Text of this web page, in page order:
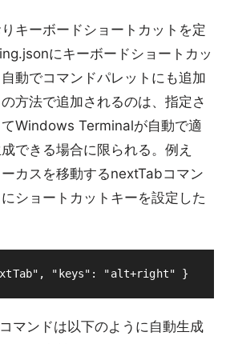
キーボードショートカットを定
にキーボードショートカッ
動でコマンドパレットにも追加
方法で追加されるのは、指定さ
Windows Terminalが自動で適
できる場合に限られる。例え
カスを移動するnextTabコマン
ショートカットキーを設定した
マンドは以下のように自動生成